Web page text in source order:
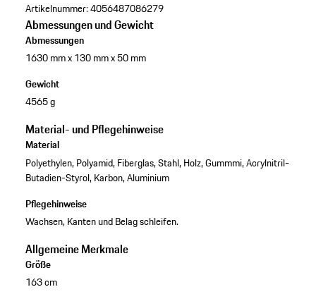
Artikelnummer:4056487086279
Abmessungen und Gewicht
Abmessungen
1630 mm x 130 mm x 50 mm
Gewicht
4565 g
Material- und Pflegehinweise
Material
Polyethylen, Polyamid, Fiberglas, Stahl, Holz, Gummmi, Acrylnitril-
Butadien-Styrol, Karbon, Aluminium
Pflegehinweise
Wachsen, Kanten und Belag schleifen.
Allgemeine Merkmale
Größe
163 cm